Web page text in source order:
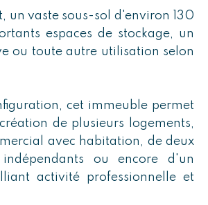
un vaste sous-sol d'environ 130
espaces de stockage, un
ou toute autre utilisation selon
cet immeuble permet
de plusieurs logements,
avec habitation, de deux
indépendants ou encore d'un
activité professionnelle et